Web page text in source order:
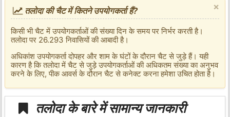
×
तलोदा की चैट में कितने उपयोगकर्ता हैं?
किसी भी चैट में उपयोगकर्ताओं की संख्या दिन के समय पर निर्भर करती है।
तलोदा पर 26.293 निवासियों की आबादी है।
अधिकांश उपयोगकर्ता दोपहर और शाम के घंटों के दौरान चैट से जुड़े हैं। यही
कारण है कि तलोदा में चैट से जुड़े उपयोगकर्ताओं की अधिकतम संख्या का अनुभव
करने के लिए, पीक आवर्स के दौरान चैट से कनेक्ट करना हमेशा उचित होता है।
तलोदा के बारे में सामान्य जानकारी